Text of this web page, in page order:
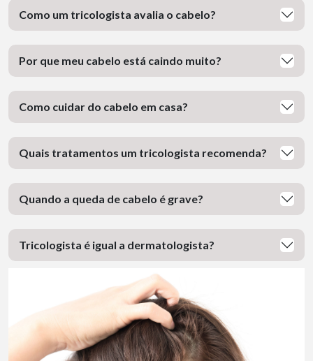
Como um tricologista avalia o cabelo?
Por que meu cabelo está caindo muito?
Como cuidar do cabelo em casa?
Quais tratamentos um tricologista recomenda?
Quando a queda de cabelo é grave?
Tricologista é igual a dermatologista?